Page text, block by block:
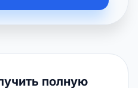
полную